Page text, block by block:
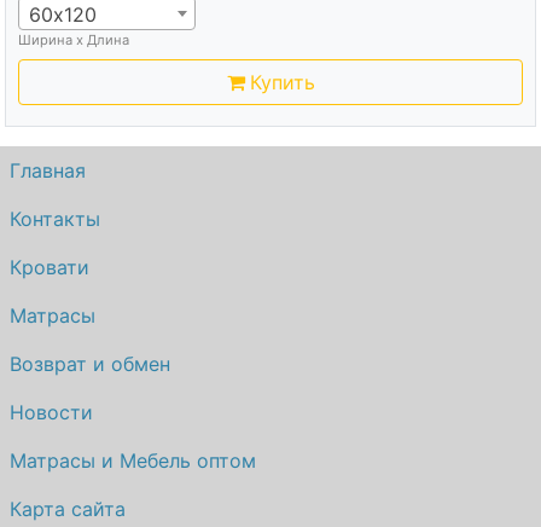
60х120
Ширина х Длина
Купить
Главная
Контакты
Кровати
Матрасы
Возврат и обмен
Новости
Матрасы и Мебель оптом
Карта сайта